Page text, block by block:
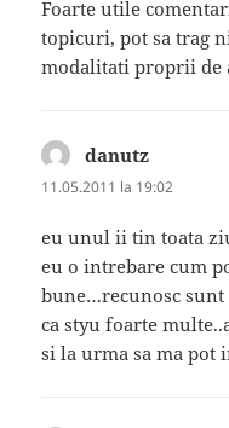
Foarte utile
topicuri, pot sa trag
modalitati proprii de
danutz
11.05.2011 la 19:02
eu unul ii tin toata
eu o intrebare cum
bune…recunosc sunt
ca styu foarte
si la urma sa ma pot